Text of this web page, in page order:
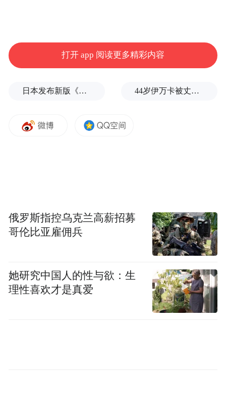
打开 app 阅读更多精彩内容
日本发布新版《防卫白皮书》，俄罗斯强硬警告 44岁伊万卡被丈夫公主抱，冰岛旅行曝光，远离白宫的生活引发关注
俄罗斯指控乌克兰高薪招募
哥伦比亚雇佣兵
她研究中国人的性与欲：生
理性喜欢才是真爱